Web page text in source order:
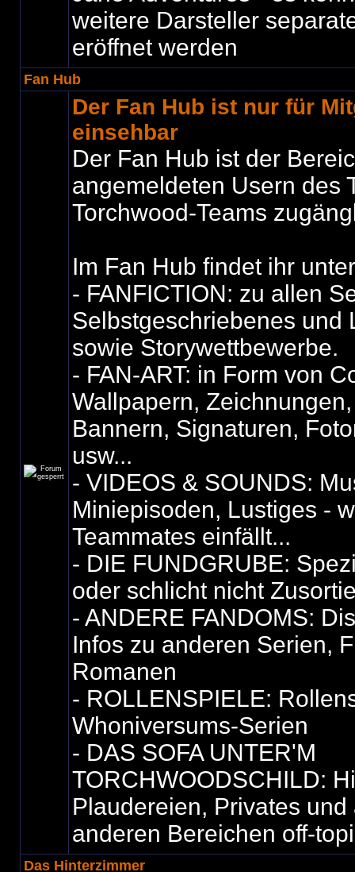
weitere Darsteller
eröffnet werden
Fan Hub
Der Fan Hub ist nur für
einsehbar
Der Fan Hub ist der
angemeldeten Usern des
Torchwood-Teams
Im Fan Hub findet ihr
- FANFICTION: zu allen
Selbstgeschriebenes und
sowie Storywettbewerbe.
- FAN-ART: in Form von
Wallpapern,
Bannern, Signaturen,
usw...
- VIDEOS & SOUNDS:
Miniepisoden, Lustiges -
Teammates einfällt...
- DIE FUNDGRUBE:
oder schlicht nicht
- ANDERE FANDOMS:
Infos zu anderen Serien,
Romanen
- ROLLENSPIELE:
Whoniversums-Serien
- DAS SOFA UNTER'M
TORCHWOODSCHILD:
Plaudereien, Privates
anderen Bereichen off-
Das Hinterzimmer